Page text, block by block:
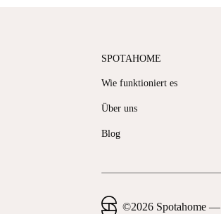
SPOTAHOME
Wie funktioniert es
Über uns
Blog
©2026 Spotahome —